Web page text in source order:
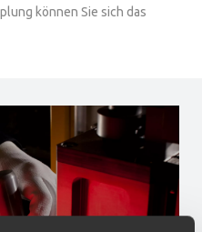
können Sie sich das